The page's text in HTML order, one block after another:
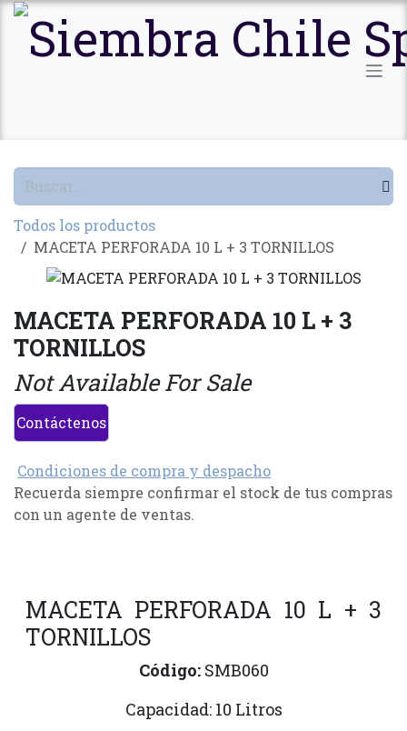
Ir al contenido
Todos los productos
MACETA PERFORADA 10 L + 3 TORNILLOS
MACETA PERFORADA 10 L + 3
TORNILLOS
Not Available For Sale
Contáctenos
Condiciones de compra y despacho
Recuerda siempre confirmar el stock de tus compras
con un agente de ventas.
MACETA PERFORADA 10 L + 3
TORNILLOS
Código:SMB060
Capacidad: 10 Litros